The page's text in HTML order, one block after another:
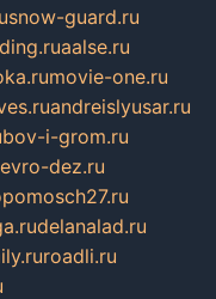
snow-guard.ru
aalse.ru
movie-one.ru
andreislyusar.ru
i-grom.ru
evro-dez.ru
delanalad.ru
roadli.ru